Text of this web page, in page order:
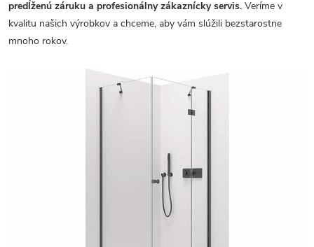
predĺženú záruku a profesionálny zákaznícky servis. Veríme v
kvalitu našich výrobkov a chceme, aby vám slúžili bezstarostne
mnoho rokov.